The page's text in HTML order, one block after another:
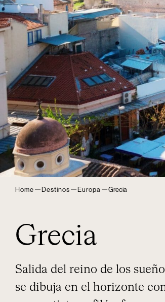
Home – Destinos – Europa –Grecia
Grecia
Salida del reino de los
se dibuja en el horizonte